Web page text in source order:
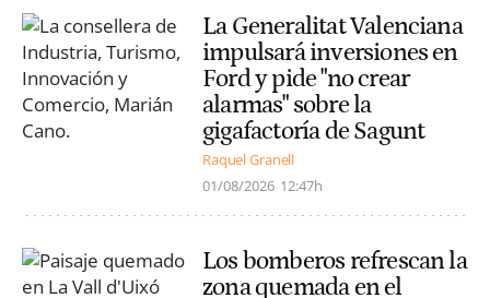
La Generalitat Valenciana
impulsará inversiones en
Ford y pide "no crear
alarmas" sobre la
gigafactoría de Sagunt
Raquel Granell
01/08/2026 12:47h
Los bomberos refrescan la
zona quemada en el